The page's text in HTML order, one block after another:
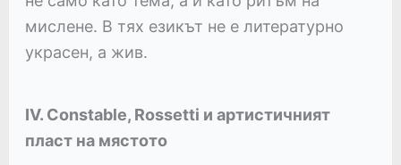
мислене. В тях езикът не е литературно
украсен, а жив.
IV. Constable, Rossetti и артистичният
пласт на мястото